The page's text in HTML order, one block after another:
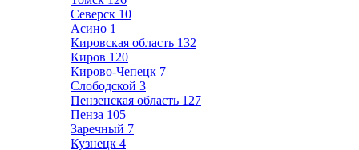
Северск 10
Асино 1
Кировская область 132
Киров 120
Кирово-Чепецк 7
Слободской 3
Пензенская область 127
Пенза 105
Заречный 7
Кузнецк 4